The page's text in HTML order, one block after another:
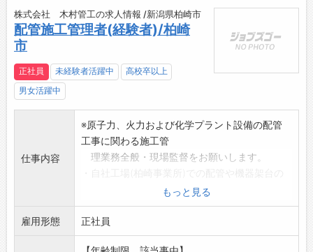
株式会社 木村管工の求人情報 /新潟県柏崎市
配管施工管理者(経験者)/柏崎
市
正社員 未経験者活躍中
高校卒以上
男女活躍中
仕事内容
※原子力、火力および化学プラント設備の配管
工事に関わる施工管
理業務全般・現場監督をお願いします。
・現地施工管理や安全管理等の現場監督
*ミーティング、メール確認、工場にて進捗確
認、行程通りに作業
もっと見る
雇用形態 正社員